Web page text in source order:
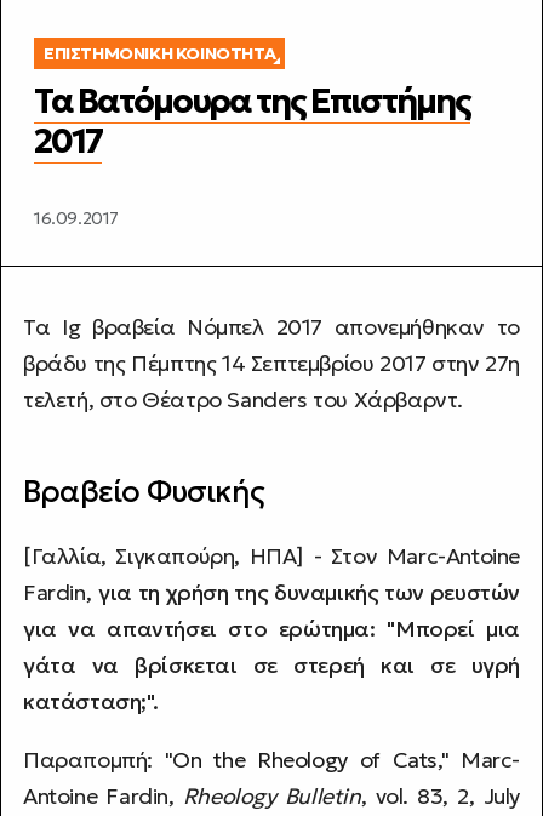
ΕΠΙΣΤΗΜΟΝΙΚΉ ΚΟΙΝΌΤΗΤΑ
Τα Βατόμουρα της Επιστήμης
2017
16.09.2017
Τα Ig βραβεία Νόμπελ 2017 απονεμήθηκαν το
βράδυ της Πέμπτης 14 Σεπτεμβρίου 2017 στην 27η
τελετή, στο Θέατρο Sanders του Χάρβαρντ.
Βραβείο Φυσικής
[Γαλλία, Σιγκαπούρη, ΗΠΑ] - Στον Marc-Antoine
Fardin, για τη χρήση της δυναμικής των ρευστών
για να απαντήσει στο ερώτημα: "Μπορεί μια
γάτα να βρίσκεται σε στερεή και σε υγρή
κατάσταση;".
Παραπομπή: "On the Rheology of Cats," Marc-
Antoine Fardin, Rheology Bulletin, vol. 83, 2, July